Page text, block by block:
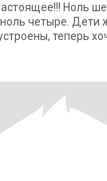
Ноль
четыре. Дети
теперь